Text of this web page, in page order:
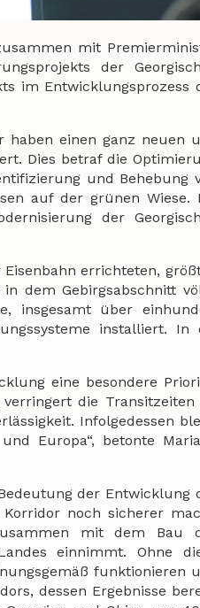
mit
der
im Entwicklungsprozess
haben einen ganz neuen
Dies betraf die
und Behebung
auf der grünen Wiese.
der
errichteten,
dem Gebirgsabschnitt
insgesamt über
installiert. In
eine besondere
die Transitzeiten
Infolgedessen
Europa“, betonte
der Entwicklung
noch sicherer
mit dem Bau
einnimmt. Ohne
funktionieren
dessen Ergebnisse